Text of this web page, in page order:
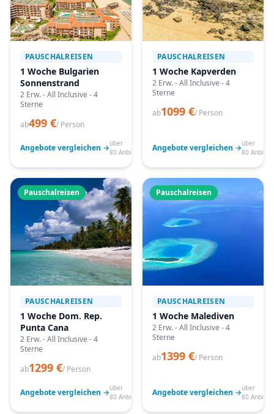
PAUSCHALREISEN
1 Woche Bulgarien
Sonnenstrand
2 Erw. - All Inclusive - 4
Sterne
ab499 €/ Person
Angebote vergleichen →über
80 Anbieter
PAUSCHALREISEN
1 Woche Kapverden
2 Erw. - All Inclusive - 4
Sterne
ab1099 €/ Person
Angebote vergleichen →über
80
Pauschalreisen
PAUSCHALREISEN
1 Woche Dom. Rep.
Punta Cana
2 Erw. - All Inclusive - 4
Sterne
ab1299 €/ Person
Angebote vergleichen →über
80 Anbieter
Pauschalreisen
PAUSCHALREISEN
1 Woche Malediven
2 Erw. - All Inclusive - 4
Sterne
ab1399 €/ Person
Angebote vergleichen →über
80